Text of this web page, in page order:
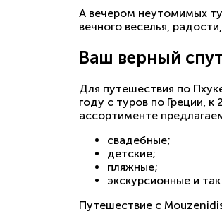
А вечером неутомимых
вечного веселья,
Ваш верный
Для путешествия по
году с туров по Греции,
ассортименте
свадебные;
детские;
пляжные;
экскурсионные и
Путешествие с